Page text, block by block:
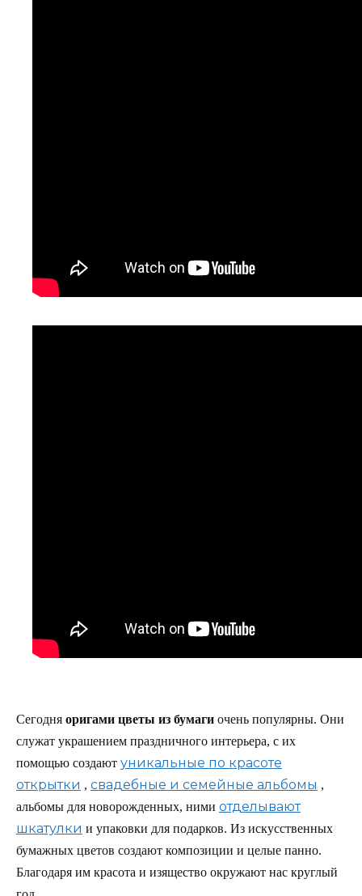
Сегодня оригами цветы из бумаги очень популярны. Они
служат украшением праздничного интерьера, с их
помощью создают уникальные по красоте
открытки , свадебные и семейные альбомы ,
альбомы для новорожденных, ними отделывают
шкатулки и упаковки для подарков. Из искусственных
бумажных цветов создают композиции и целые панно.
Благодаря им красота и изящество окружают нас круглый